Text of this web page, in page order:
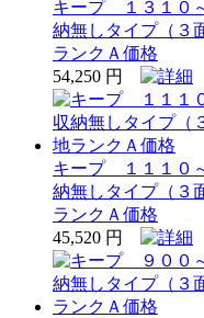
キープ １３１０
納無しタイプ（
ランクＡ価格
54,250 円
キープ １１１０
納無しタイプ（
ランクＡ価格
45,520 円